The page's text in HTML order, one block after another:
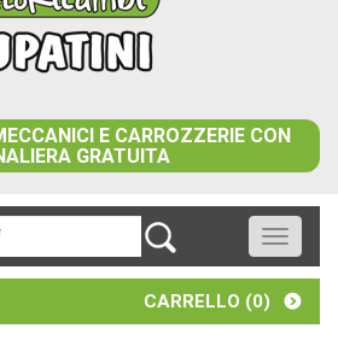
E CARROZZERIE CON
GRATUITA
Toggle
CARRELLO (0)